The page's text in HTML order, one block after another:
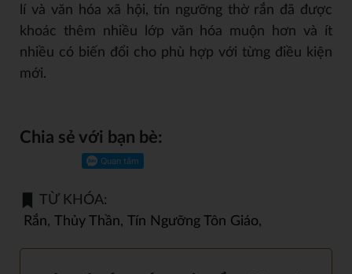
lí và văn hóa xã hội, tín ngưỡng thờ rắn đã được
khoác thêm nhiều lớp văn hóa muộn hơn và ít
nhiều có biến đổi cho phù hợp với từng điều kiện
mới.
Chia sẻ với bạn bè:
TỪ KHÓA:
Rắn, Thủy Thần, Tín Ngưỡng Tôn Giáo,